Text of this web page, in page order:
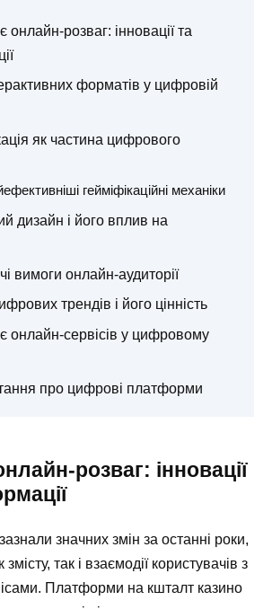
онлайн-розваг: інновації та
форматів у цифровій
як частина цифрового
гейміфікаційні механіки
дизайн і його вплив на
вимоги онлайн-аудиторії
трендів і його цінність
онлайн-сервісів у цифровому
про цифрові платформи
розваг: інновації
значних змін за останні роки,
змісту, так і взаємодії користувачів з
Платформи на кшталт казино